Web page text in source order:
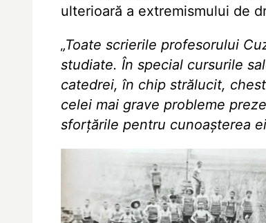
ulterioară a extremismului de
„Toate scrierile profesorului
studiate. În special cursurile
catedrei, în chip strălucit,
celei mai grave probleme
sforţările pentru cunoaşterea